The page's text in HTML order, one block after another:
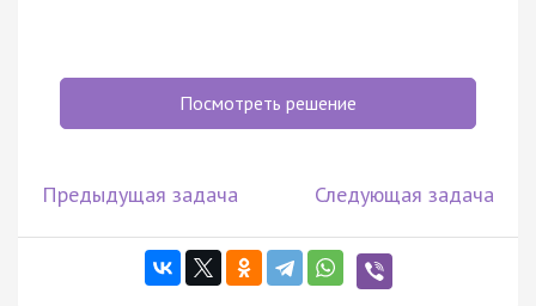
Посмотреть решение
Предыдущая задача Следующая задача